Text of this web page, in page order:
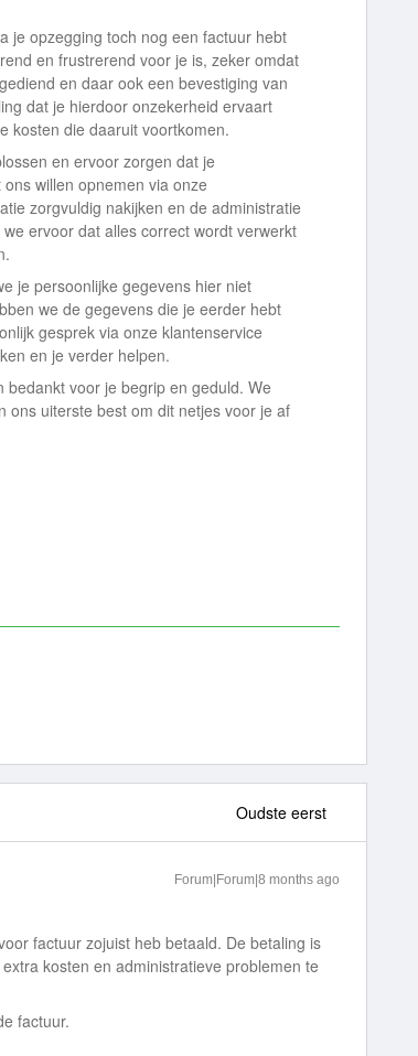
je opzegging toch nog een factuur hebt
en frustrerend voor je is, zeker omdat
en daar ook een bevestiging van
dat je hierdoor onzekerheid ervaart
kosten die daaruit voortkomen.
en ervoor zorgen dat je
willen opnemen via onze
zorgvuldig nakijken en de administratie
ervoor dat alles correct wordt verwerkt
je persoonlijke gegevens hier niet
we de gegevens die je eerder hebt
gesprek via onze klantenservice
en je verder helpen.
voor je begrip en geduld. We
ons uiterste best om dit netjes voor je af
Oudste eerst
Forum|Forum|8 months ago
factuur zojuist heb betaald. De betaling is
kosten en administratieve problemen te
factuur.